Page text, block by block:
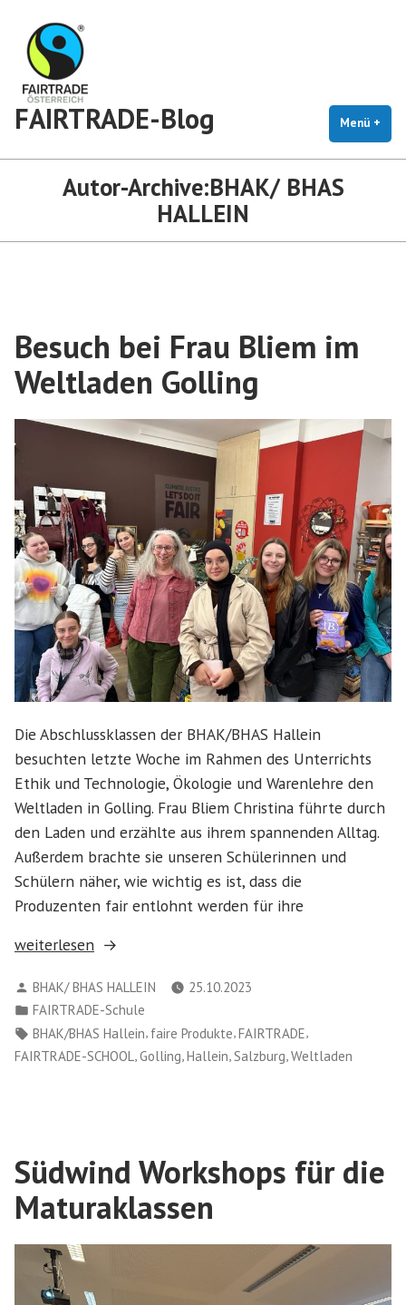
Inhalt
springen
FAIRTRADE-Blog Menü +
Autor-Archive:BHAK/ BHAS
HALLEIN
Besuch bei Frau Bliem im
Weltladen Golling
Die Abschlussklassen der BHAK/BHAS Hallein
besuchten letzte Woche im Rahmen des Unterrichts
Ethik und Technologie, Ökologie und Warenlehre den
Weltladen in Golling. Frau Bliem Christina führte durch
den Laden und erzählte aus ihrem spannenden Alltag.
Außerdem brachte sie unseren Schülerinnen und
Schülern näher, wie wichtig es ist, dass die
Produzenten fair entlohnt werden für ihre
„Besuch
Frau
Bliem
im
Weltladen
weiterlesen
Verfasst
von
BHAK/ BHAS HALLEIN
25.10.2023
Veröffentlicht
in
FAIRTRADE-Schule
Schlagwörter:
BHAK/BHAS Hallein, faire Produkte,FAIRTRADE,
FAIRTRADE-SCHOOL Golling Hallein Salzburg Weltladen
Südwind Workshops für die
Maturaklassen